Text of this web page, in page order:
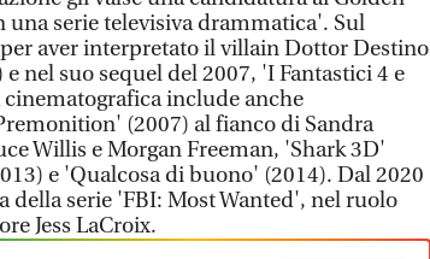
serie televisiva drammatica'. Sul
aver interpretato il villain Dottor Destino
nel suo sequel del 2007, 'I Fantastici 4 e
include anche
(2007) al fianco di Sandra
Willis e Morgan Freeman, 'Shark 3D'
e 'Qualcosa di buono' (2014). Dal 2020
della serie 'FBI: Most Wanted', nel ruolo
Jess LaCroix.